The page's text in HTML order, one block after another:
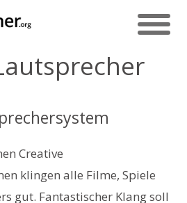
Creative
klingen alle Filme, Spiele
gut. Fantastischer Klang soll